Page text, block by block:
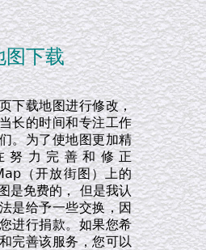
图下载
下载地图进行修改，
长的时间和专注工作
。为了使地图更加精
努力完善和修正
（开放街图）上的
是免费的， 但是我认
是给予一些交换，因
进行捐款。如果您希
完善该服务，您可以